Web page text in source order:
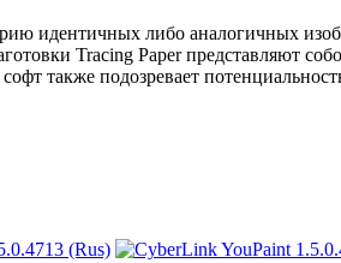
идентичных либо аналогичных
Tracing Paper представляют
также подозревает